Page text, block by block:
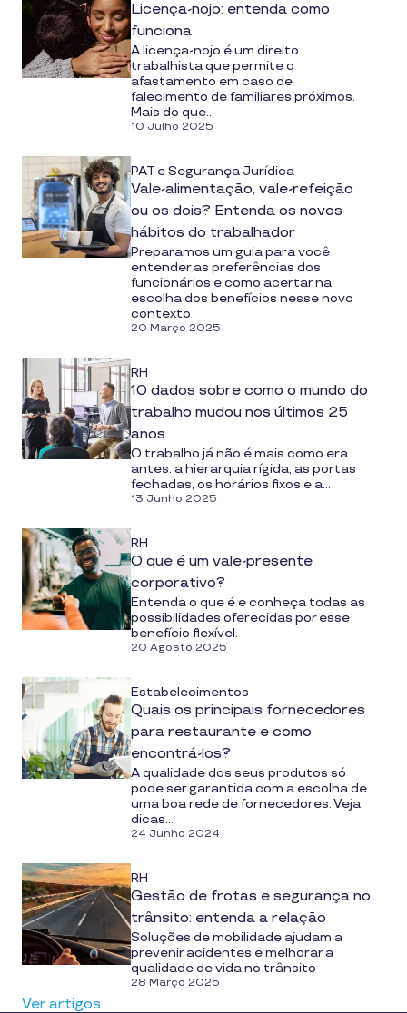
Licença-nojo: entenda como
funciona
A licença-nojo é um direito
trabalhista que permite o
afastamento em caso de
falecimento de familiares próximos.
Mais do que...
10 Julho 2025
PAT e Segurança Jurídica
Vale-alimentação, vale-refeição
ou os dois? Entenda os novos
hábitos do trabalhador
Preparamos um guia para você
entender as preferências dos
funcionários e como acertar na
escolha dos benefícios nesse novo
contexto
20 Março 2025
RH
10 dados sobre como o mundo do
trabalho mudou nos últimos 25
anos
O trabalho já não é mais como era
antes: a hierarquia rígida, as portas
fechadas, os horários fixos e a...
13 Junho 2025
RH
O que é um vale-presente
corporativo?
Entenda o que é e conheça todas as
possibilidades oferecidas por esse
benefício flexível.
20 Agosto 2025
Estabelecimentos
Quais os principais fornecedores
para restaurante e como
encontrá-los?
A qualidade dos seus produtos só
pode ser garantida com a escolha de
uma boa rede de fornecedores. Veja
dicas...
24 Junho 2024
RH
Gestão de frotas e segurança no
trânsito: entenda a relação
Soluções de mobilidade ajudam a
prevenir acidentes e melhorar a
qualidade de vida no trânsito
28 Março 2025
Ver artigos